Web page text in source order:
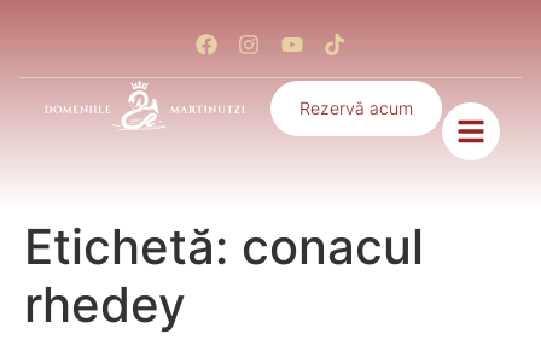
Rezervă acum
Etichetă: conacul
rhedey